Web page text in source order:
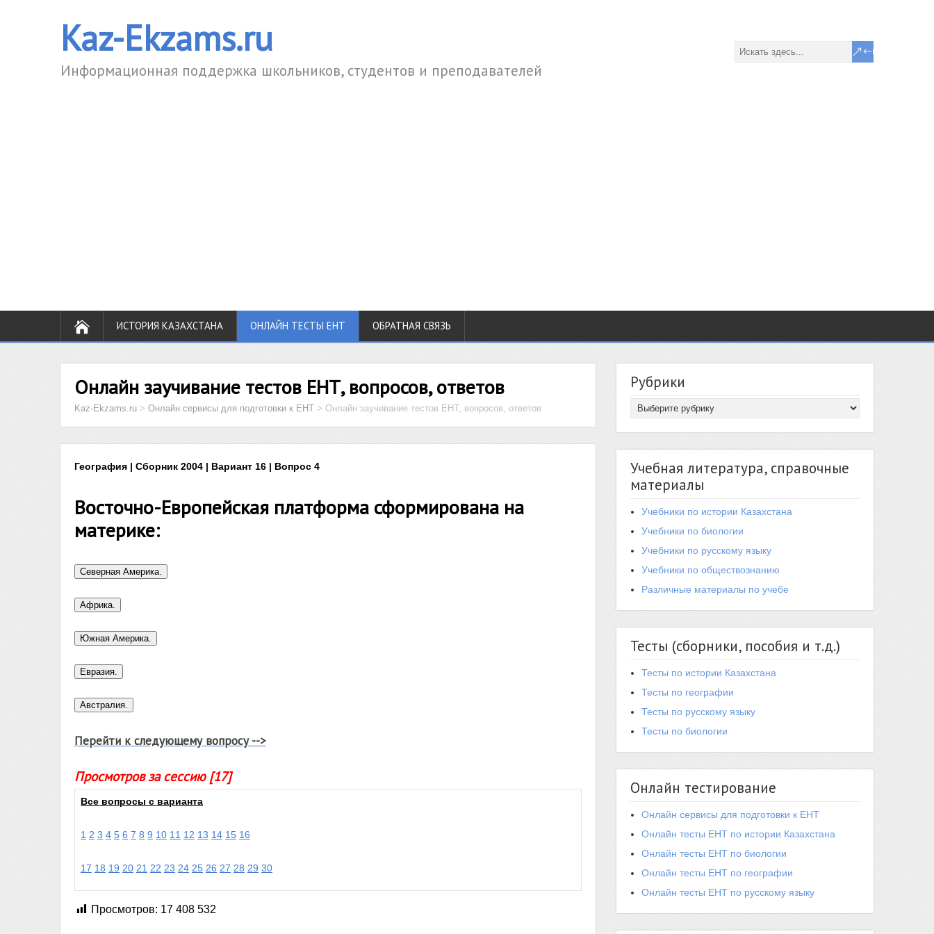
Kaz-Ekzams.ru
Информационная поддержка школьников, студентов и преподавателей
ИСТОРИЯ КАЗАХСТАНА ОНЛАЙН ТЕСТЫ ЕНТ ОБРАТНАЯ СВЯЗЬ
Онлайн заучивание тестов ЕНТ, вопросов, ответов
Kaz-Ekzams.ru > Онлайн сервисы для подготовки к ЕНТ > Онлайн заучивание тестов ЕНТ, вопросов, ответов
География | Сборник 2004 | Вариант 16 | Вопрос 4
Восточно-Европейская платформа сформирована на
материке:
Перейти к следующему вопросу -->
Просмотров за сессию [17]
Все вопросы с варианта
1 2 3 4 5 6 7 8 9 10 11 12 13 14 15 16
17 18 19 20 21 22 23 24 25 26 27 28 29 30
Просмотров: 17 408 532
Рубрики
Учебная литература, справочные
материалы
Учебники по истории Казахстана
Учебники по биологии
Учебники по русскому языку
Учебники по обществознанию
Различные материалы по учебе
Тесты (сборники, пособия и т.д.)
Тесты по истории Казахстана
Тесты по географии
Тесты по русскому языку
Тесты по биологии
Онлайн тестирование
Онлайн сервисы для подготовки к ЕНТ
Онлайн тесты ЕНТ по истории Казахстана
Онлайн тесты ЕНТ по биологии
Онлайн тесты ЕНТ по географии
Онлайн тесты ЕНТ по русскому языку